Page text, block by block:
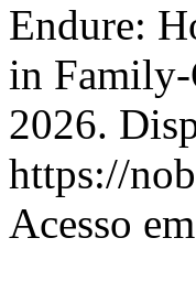
Endure:
in
2026.
https://
Acesso